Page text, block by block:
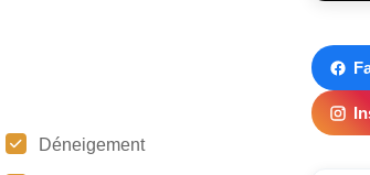
Déneigement